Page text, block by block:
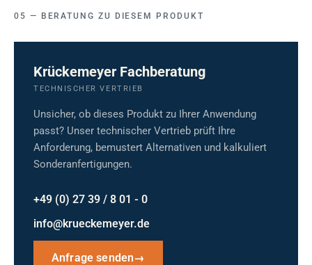
BERATUNG ZU DIESEM PRODUKT
Krückemeyer Fachberatung
TECHNISCHER VERTRIEB
Unsicher, ob dieses Produkt zu Ihrer Anwendung
passt? Unser technischer Vertrieb prüft Ihre
Anforderung, bemustert Alternativen und kalkuliert
Sonderanfertigungen.
+49 (0) 27 39 / 8 01 - 0
info@krueckemeyer.de
Anfrage senden→